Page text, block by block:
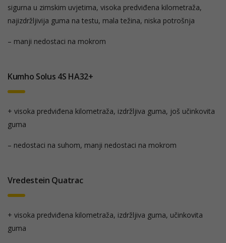
sigurna u zimskim uvjetima, visoka predviđena kilometraža,
najizdržljivija guma na testu, mala težina, niska potrošnja
– manji nedostaci na mokrom
Kumho Solus 4S HA32+
+ visoka predviđena kilometraža, izdržljiva guma, još učinkovita
guma
– nedostaci na suhom, manji nedostaci na mokrom
Vredestein Quatrac
+ visoka predviđena kilometraža, izdržljiva guma, učinkovita
guma